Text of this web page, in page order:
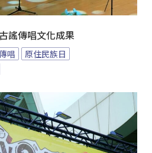
謠傳唱文化成果
唱
原住民族日